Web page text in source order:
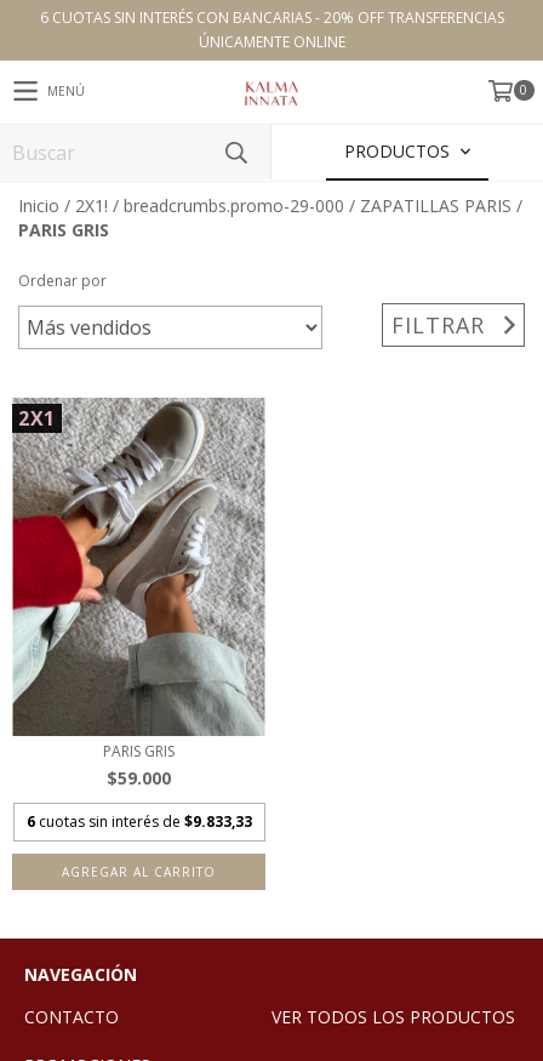
6 CUOTAS SIN INTERÉS CON BANCARIAS - 20% OFF TRANSFERENCIAS
ÚNICAMENTE ONLINE
MENÚ 0
PRODUCTOS
Inicio / 2X1! / breadcrumbs.promo-29-000 / ZAPATILLAS PARIS /
PARIS GRIS
Ordenar por
FILTRAR
2X1
PARIS GRIS
$59.000
6 cuotas sin interés de $9.833,33
AGREGAR AL CARRITO
NAVEGACIÓN
CONTACTO
VER TODOS LOS PRODUCTOS